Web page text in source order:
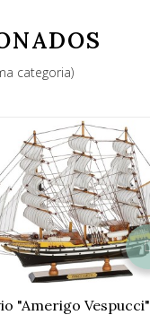
categoria)
"Amerigo Vespucci"